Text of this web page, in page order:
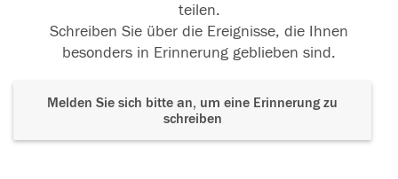
teilen.
Schreiben Sie über die Ereignisse, die Ihnen
besonders in Erinnerung geblieben sind.
Melden Sie sich bitte an, um eine Erinnerung zu
schreiben